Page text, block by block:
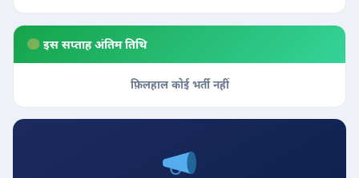
इस सप्ताह अंतिम तिथि
फ़िलहाल कोई भर्ती नहीं